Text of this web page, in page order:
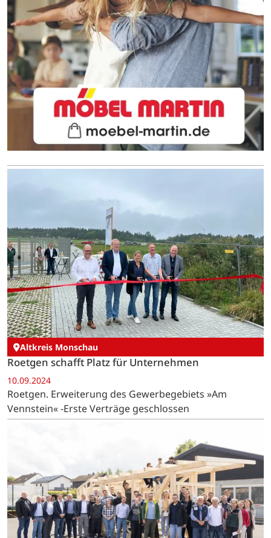
Altkreis Monschau
Roetgen schafft Platz für Unternehmen
10.09.2024
Roetgen. Erweiterung des Gewerbegebiets »Am
Vennstein« -Erste Verträge geschlossen